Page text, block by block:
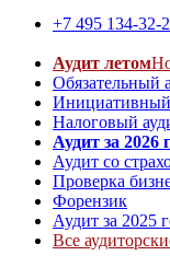
+7 495 134-32-
Аудит летом
Обязательный
Инициативный
Налоговый
Аудит за 2026
Аудит со
Проверка
Форензик
Аудит за 2025
Все